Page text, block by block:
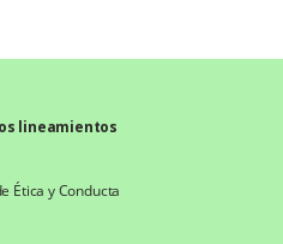
lineamientos
Ética y Conducta